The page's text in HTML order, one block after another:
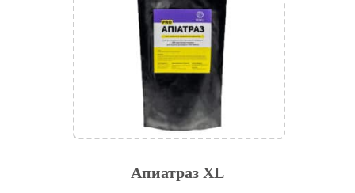
Апиатраз XL